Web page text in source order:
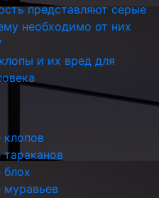
представляют серые
необходимо от них
и их вред для
клопов
блох
муравьев